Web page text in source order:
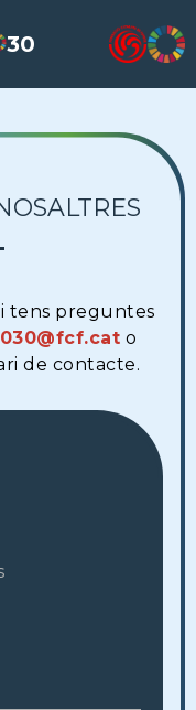
30
tens preguntes
o
de contacte.